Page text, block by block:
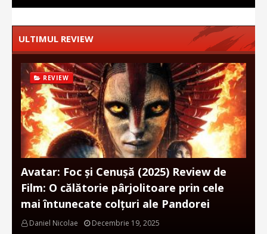
ULTIMUL REVIEW
REVIEW
Avatar: Foc și Cenușă (2025) Review de
Film: O călătorie pârjolitoare prin cele
mai întunecate colțuri ale Pandorei
Daniel Nicolae
Decembrie 19, 2025